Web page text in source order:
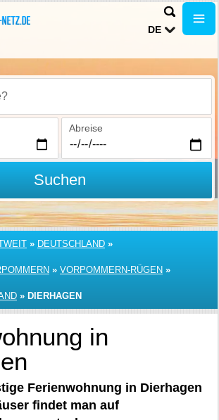
DE
Abreise
Suchen
» DEUTSCHLAND »
» VORPOMMERN-RÜGEN »
» DIERHAGEN
in
Ferienwohnung in Dierhagen
findet man auf